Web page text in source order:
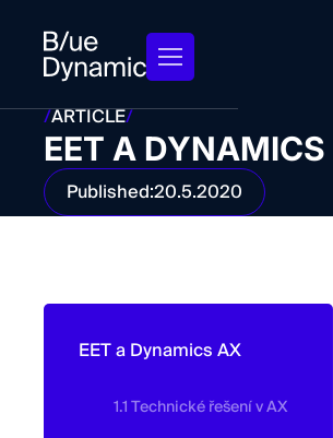
/ARTICLE/
EET A
Published:20.5.2020
EET a Dynamics AX
1.1 Technické řešení v AX